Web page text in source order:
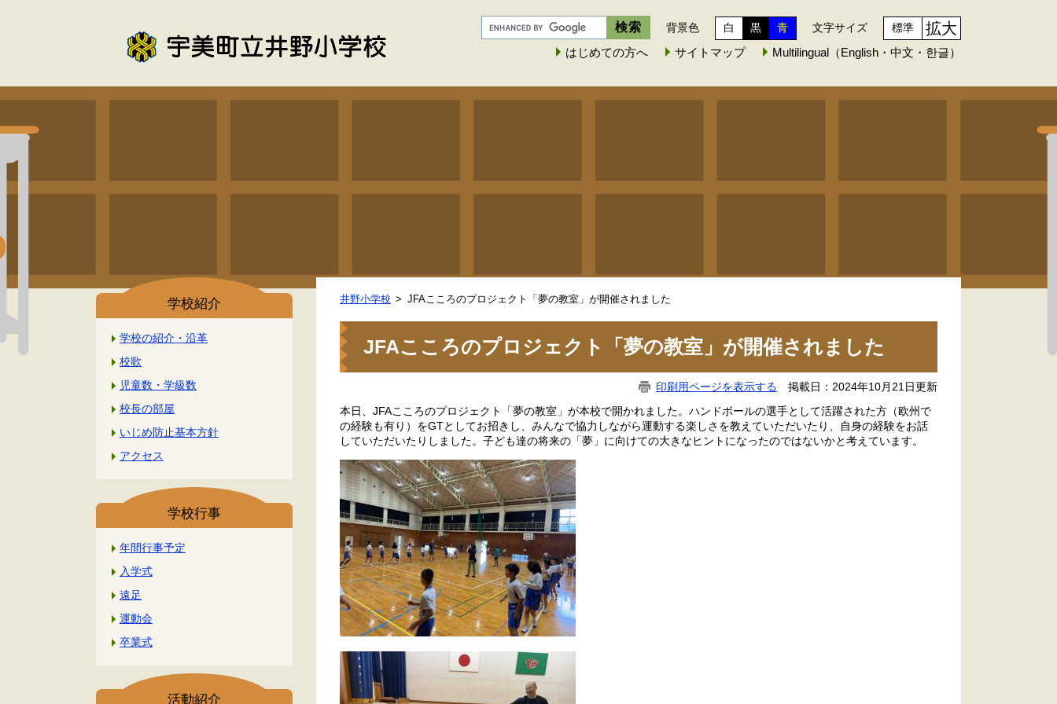
背景色 白 黒 青 文字サイズ 標準 拡大
はじめての方へ サイトマップ Multilingual（English・中文・한글）
学校紹介
学校の紹介・沿革
校歌
児童数・学級数
校長の部屋
いじめ防止基本方針
アクセス
学校行事
年間行事予定
入学式
遠足
運動会
卒業式
活動紹介
井野小学校 JFAこころのプロジェクト「夢の教室」が開催されました
JFAこころのプロジェクト「夢の教室」が開催されました
印刷用ページを表示する 掲載日：2024年10月21日更新
本日、JFAこころのプロジェクト「夢の教室」が本校で開かれました。ハンドボールの選手として活躍された方（欧州で
の経験も有り）をGTとしてお招きし、みんなで協力しながら運動する楽しさを教えていただいたり、自身の経験をお話
していただいたりしました。子ども達の将来の「夢」に向けての大きなヒントになったのではないかと考えています。